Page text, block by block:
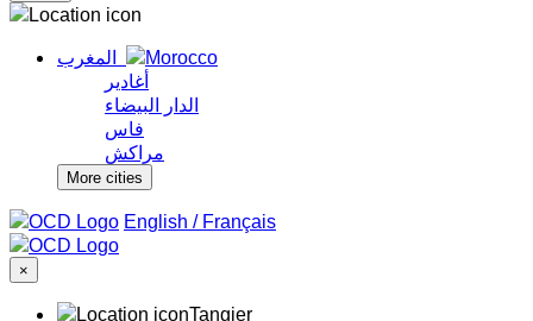
المغرب
أغادير
الدار البيضاء
فاس
مراكش
More cities
/ Français
×
Tangier